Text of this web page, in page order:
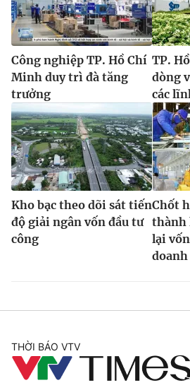
Công nghiệp TP. Hồ Chí
Minh duy trì đà tăng
trưởng
TP.
dòng
các
Kho bạc theo dõi sát tiến
độ giải ngân vốn đầu tư
công
Chốt
thành
lại
THỜI BÁO VTV